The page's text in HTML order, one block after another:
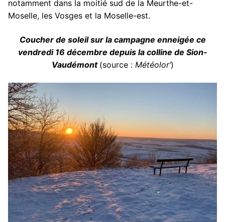
notamment dans la moitié sud de la Meurthe-et-
Moselle, les Vosges et la Moselle-est.
Coucher de soleil sur la campagne enneigée ce
vendredi 16 décembre depuis la colline de Sion-
Vaudémont (source : Météolor’)